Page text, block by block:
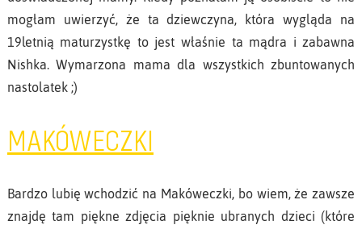
mogłam uwierzyć, że ta dziewczyna, która wygląda na
19letnią maturzystkę to jest właśnie ta mądra i zabawna
Nishka. Wymarzona mama dla wszystkich zbuntowanych
nastolatek ;)
MAKÓWECZKI
Bardzo lubię wchodzić na Makóweczki, bo wiem, że zawsze
znajdę tam piękne zdjęcia pięknie ubranych dzieci (które